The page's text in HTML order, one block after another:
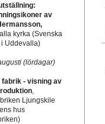
av
kyrka (Svenska
i Uddevalla)
(lördagar)
fabrik - visning av
Ljungskile
hus